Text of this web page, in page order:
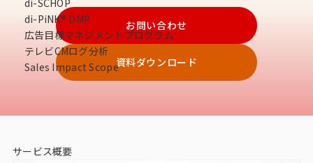
データベース
データ解析・予測
マーケティング支援
di-SCHOP
di-PiNK® DMP
広告目標マネジメントプログラム
テレビCMログ分析
Sales Impact Scope
お問い合わせ
資料ダウンロード
サービス概要